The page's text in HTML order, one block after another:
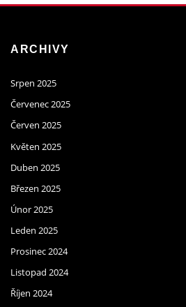
ARCHIVY
Srpen 2025
Červenec 2025
Červen 2025
Květen 2025
Duben 2025
Březen 2025
Únor 2025
Leden 2025
Prosinec 2024
Listopad 2024
Říjen 2024